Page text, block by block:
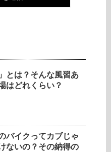
とは？そんな風習あ
はどれくらい？
バイクってカブじゃ
ないの？その納得の